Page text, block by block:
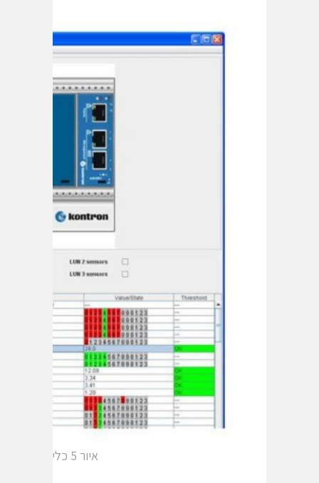
איור 5 כלי גרפי לניהול קונפיגורציה עבור מערכות MicroTCA